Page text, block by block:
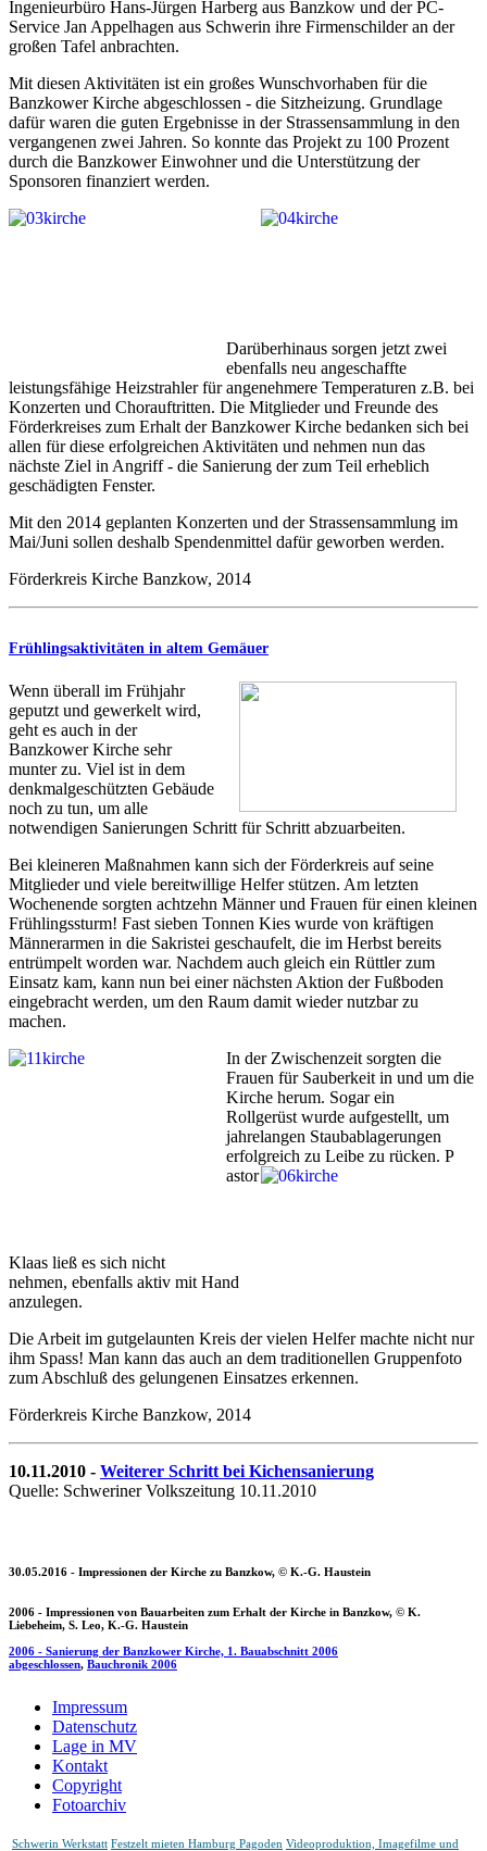
Ingenieurbüro Hans-Jürgen Harberg aus Banzkow und der PC-
Service Jan Appelhagen aus Schwerin ihre Firmenschilder an der
großen Tafel anbrachten.
Mit diesen Aktivitäten ist ein großes Wunschvorhaben für die
Banzkower Kirche abgeschlossen - die Sitzheizung. Grundlage
dafür waren die guten Ergebnisse in der Strassensammlung in den
vergangenen zwei Jahren. So konnte das Projekt zu 100 Prozent
durch die Banzkower Einwohner und die Unterstützung der
Sponsoren finanziert werden.
Darüberhinaus sorgen jetzt zwei
ebenfalls neu angeschaffte
leistungsfähige Heizstrahler für angenehmere Temperaturen z.B. bei
Konzerten und Chorauftritten. Die Mitglieder und Freunde des
Förderkreises zum Erhalt der Banzkower Kirche bedanken sich bei
allen für diese erfolgreichen Aktivitäten und nehmen nun das
nächste Ziel in Angriff - die Sanierung der zum Teil erheblich
geschädigten Fenster.
Mit den 2014 geplanten Konzerten und der Strassensammlung im
Mai/Juni sollen deshalb Spendenmittel dafür geworben werden.
Förderkreis Kirche Banzkow, 2014
Frühlingsaktivitäten in altem Gemäuer
Wenn überall im Frühjahr
geputzt und gewerkelt wird,
geht es auch in der
Banzkower Kirche sehr
munter zu. Viel ist in dem
denkmalgeschützten Gebäude
noch zu tun, um alle
notwendigen Sanierungen Schritt für Schritt abzuarbeiten.
Bei kleineren Maßnahmen kann sich der Förderkreis auf seine
Mitglieder und viele bereitwillige Helfer stützen. Am letzten
Wochenende sorgten achtzehn Männer und Frauen für einen kleinen
Frühlingssturm! Fast sieben Tonnen Kies wurde von kräftigen
Männerarmen in die Sakristei geschaufelt, die im Herbst bereits
entrümpelt worden war. Nachdem auch gleich ein Rüttler zum
Einsatz kam, kann nun bei einer nächsten Aktion der Fußboden
eingebracht werden, um den Raum damit wieder nutzbar zu
machen.
In der Zwischenzeit sorgten die
Frauen für Sauberkeit in und um die
Kirche herum. Sogar ein
Rollgerüst wurde aufgestellt, um
jahrelangen Staubablagerungen
erfolgreich zu Leibe zu rücken. P
astor
Klaas ließ es sich nicht
nehmen, ebenfalls aktiv mit Hand
anzulegen.
Die Arbeit im gutgelaunten Kreis der vielen Helfer machte nicht nur
ihm Spass! Man kann das auch an dem traditionellen Gruppenfoto
zum Abschluß des gelungenen Einsatzes erkennen.
Förderkreis Kirche Banzkow, 2014
10.11.2010 - Weiterer Schritt bei Kichensanierung
Quelle: Schweriner Volkszeitung 10.11.2010
30.05.2016 - Impressionen der Kirche zu Banzkow, © K.-G. Haustein
2006 - Impressionen von Bauarbeiten zum Erhalt der Kirche in Banzkow, © K.
Liebeheim, S. Leo, K.-G. Haustein
2006 - Sanierung der Banzkower Kirche, 1. Bauabschnitt 2006
abgeschlossen, Bauchronik 2006
Impressum
Datenschutz
Lage in MV
Kontakt
Copyright
Fotoarchiv
Schwerin Werkstatt Festzelt mieten Hamburg Pagoden Videoproduktion, Imagefilme und